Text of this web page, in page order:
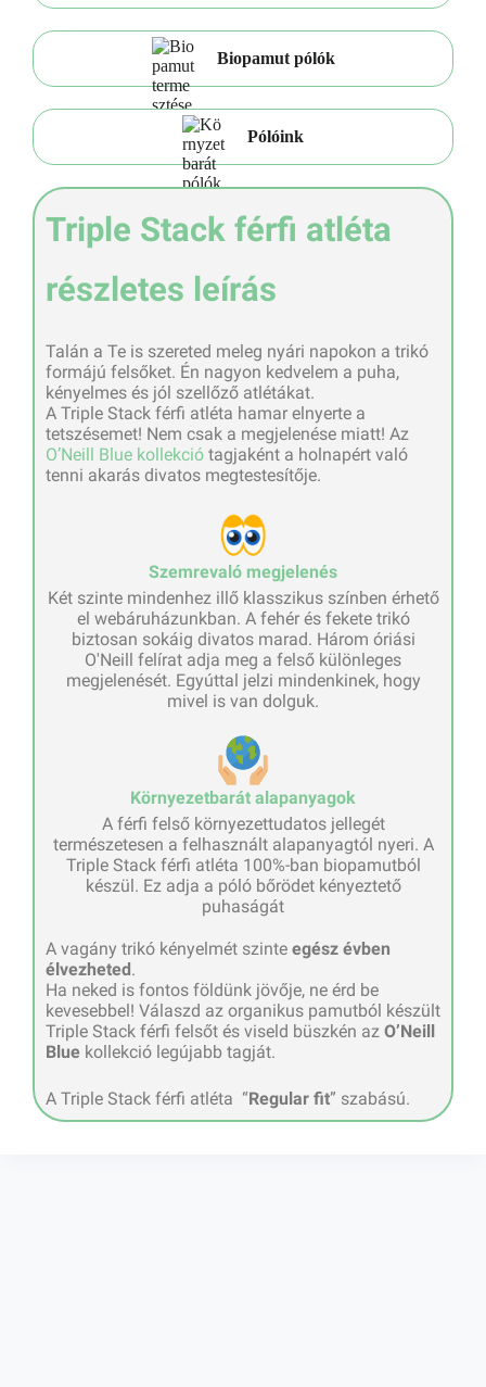
Biopamut pólók
Pólóink
Triple Stack férfi atléta
részletes leírás
Talán a Te is szereted meleg nyári napokon a trikó
formájú felsőket. Én nagyon kedvelem a puha,
kényelmes és jól szellőző atlétákat.
A Triple Stack férfi atléta hamar elnyerte a
tetszésemet! Nem csak a megjelenése miatt! Az
O’Neill Blue kollekció tagjaként a holnapért való
tenni akarás divatos megtestesítője.
Szemrevaló megjelenés
Két szinte mindenhez illő klasszikus színben érhető
el webáruházunkban. A fehér és fekete trikó
biztosan sokáig divatos marad. Három óriási
O'Neill felírat adja meg a felső különleges
megjelenését. Egyúttal jelzi mindenkinek, hogy
mivel is van dolguk.
Környezetbarát alapanyagok
A férfi felső környezettudatos jellegét
természetesen a felhasznált alapanyagtól nyeri. A
Triple Stack férfi atléta 100%-ban biopamutból
készül. Ez adja a póló bőrödet kényeztető
puhaságát
A vagány trikó kényelmét szinte egész évben
élvezheted .
Ha neked is fontos földünk jövője, ne érd be
kevesebbel! Válaszd az organikus pamutból készült
Triple Stack férfi felsőt és viseld büszkén az O’Neill
Blue kollekció legújabb tagját.
A Triple Stack férfi atléta “Regular fit” szabású.